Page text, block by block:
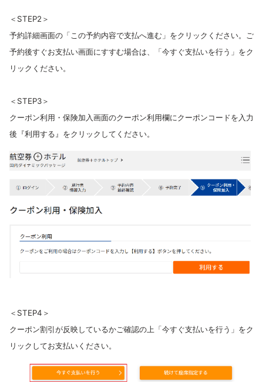
＜STEP2＞
予約詳細画面の「この予約内容で支払へ進む」をクリックください。ご
予約後すぐお支払い画面にすすむ場合は、「今すぐ支払いを行う」をク
リックください。
＜STEP3＞
クーポン利用・保険加入画面のクーポン利用欄にクーポンコードを入力
後『利用する』をクリックしてください。
＜STEP4＞
クーポン割引が反映しているかご確認の上「今すぐ支払いを行う」をク
リックしてお支払いください。